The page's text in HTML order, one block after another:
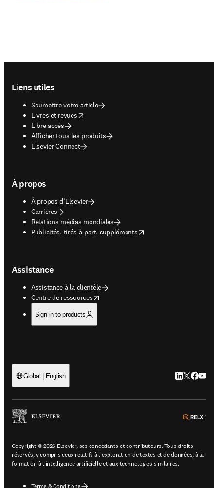
Liens utiles
Soumettre votre article
Livres et revues
opens in new tab/window
Libre accès
Afficher tous les produits
Elsevier Connect
À propos
À propos d’Elsevier
Carrières
Relations médias mondiales
Publicités, tirés-à-part, suppléments
opens in new tab/window
Assistance
Assistance à la clientèle
Centre de ressources
opens in new tab/window
Sign in to products
Global | English LinkedIn
Twitter
Copyright © 2026 Elsevier, ses concédants et contributeurs. Tous droits
réservés, y compris ceux relatifs à l'exploration de textes et de données, à la
formation à l'intelligence artificielle et aux technologies similaires.
Terms & Conditions